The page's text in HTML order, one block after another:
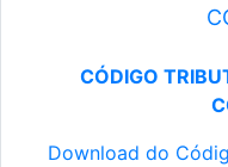
CÓDIGO
Download do